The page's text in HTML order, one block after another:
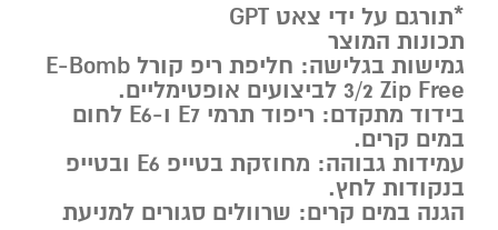
*תורגם על ידי צאט GPT
תכונות המוצר
גמישות בגלישה: חליפת ריפ קורל E-Bomb
3/2 Zip Free לביצועים אופטימליים.
בידוד מתקדם: ריפוד תרמי E7 ו-E6 לחום
במים קרים.
עמידות גבוהה: מחוזקת בטייפ E6 ובטייפ
בנקודות לחץ.
הגנה במים קרים: שרוולים סגורים למניעת